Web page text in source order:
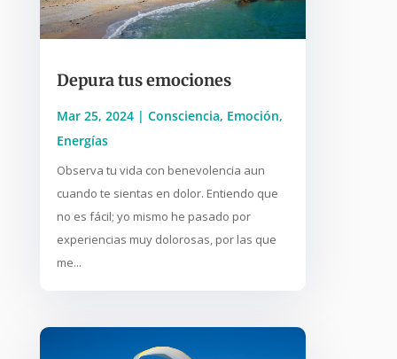
Depura tus emociones
Mar 25, 2024| Consciencia, Emoción,
Energías
Observa tu vida con benevolencia aun
cuando te sientas en dolor. Entiendo que
no es fácil; yo mismo he pasado por
experiencias muy dolorosas, por las que
me...